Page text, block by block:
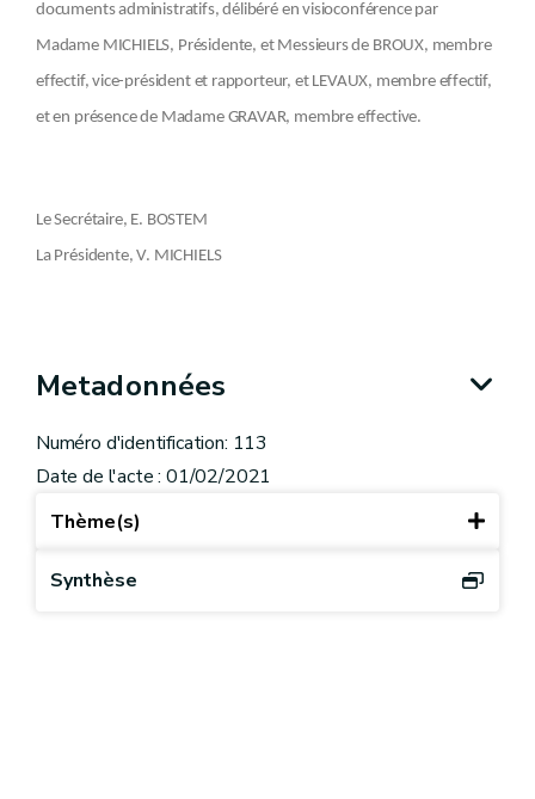
documents administratifs, délibéré en visioconférence par
Madame MICHIELS, Présidente, et Messieurs de BROUX, membre
effectif, vice-président et rapporteur, et LEVAUX, membre effectif,
et en présence de Madame GRAVAR, membre effective.
Le Secrétaire, E. BOSTEM
La Présidente, V. MICHIELS
Metadonnées
Numéro d'identification: 113
Date de l'acte : 01/02/2021
Thème(s)
Synthèse